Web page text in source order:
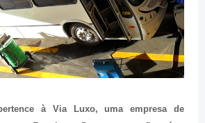
à Via Luxo, uma empresa de